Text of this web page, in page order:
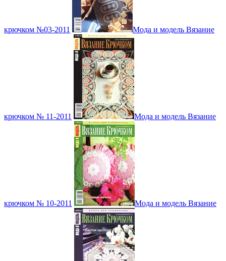
крючком №03-2011 Мода и модель Вязание
крючком № 11-2011 Мода и модель Вязание
крючком № 10-2011 Мода и модель Вязание